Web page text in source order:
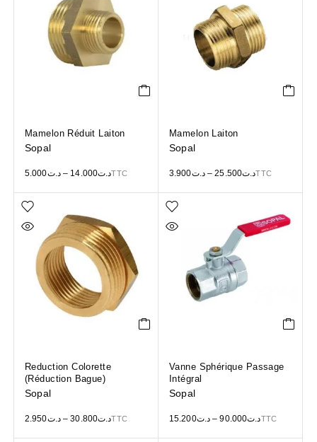
Mamelon Réduit Laiton
Sopal
د.ت5.000 – د.ت14.000 TTC
Mamelon Laiton
Sopal
د.ت3.900 – د.ت25.500 TTC
Reduction Colorette
(Réduction Bague)
Sopal
د.ت2.950 – د.ت30.800 TTC
Vanne Sphérique Passage
Intégral
Sopal
د.ت15.200 – د.ت90.000 TTC